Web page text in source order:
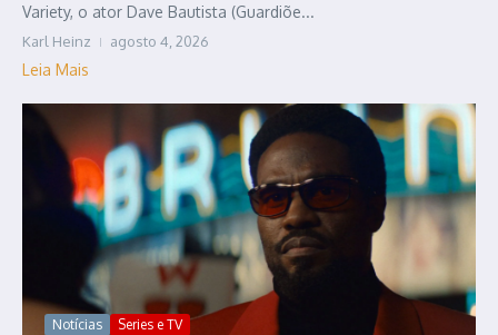
Variety, o ator Dave Bautista (Guardiõe...
Karl Heinz agosto 4, 2026
Leia Mais
Notícias Series e TV